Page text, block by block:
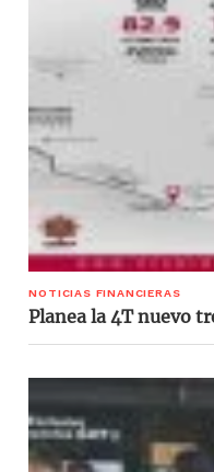
NOTICIAS FINANCIERAS
Planea la 4T nuevo